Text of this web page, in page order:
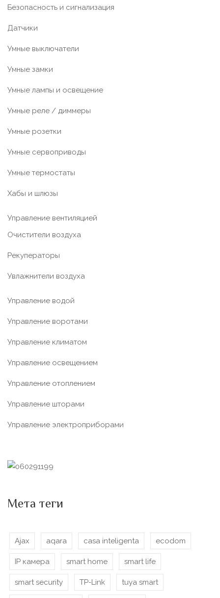
Безопасность и сигнализация
Датчики
Умные выключатели
Умные замки
Умные лампы и освещение
Умные реле / диммеры
Умные розетки
Умные сервоприводы
Умные термостаты
Хабы и шлюзы
Управление вентиляцией
Очистители воздуха
Рекуператоры
Увлажнители воздуха
Управление водой
Управление воротами
Управление климатом
Управление освещением
Управление отоплением
Управление шторами
Управление электроприборами
Мета теги
Ajax aqara casa inteligenta ecodom
IP камера smart home smart life
smart security TP-Link tuya smart